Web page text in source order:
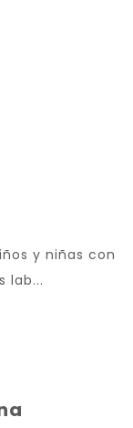
y niñas con
lab...